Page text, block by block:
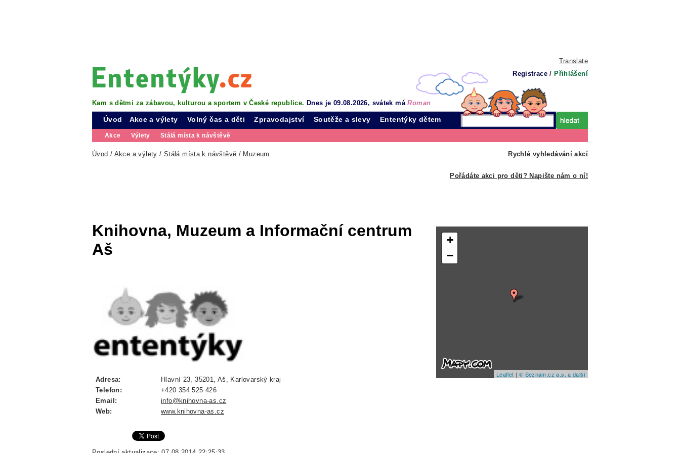
Translate
Registrace / Přihlášení
Kam s dětmi za zábavou, kulturou a sportem v České republice. Dnes je 09.08.2026, svátek máRoman
Úvod Akce a výlety
Akce Výlety Stálá místa k návštěvě
Volný čas a děti Zpravodajství Soutěže a slevy Ententýky dětem
Rychlé vyhledávání akcí
Úvod / Akce a výlety / Stálá místa k návštěvě / Muzeum
Pořádáte akci pro děti? Napište nám o ní!
Knihovna, Muzeum a Informační centrum
Aš
Adresa:
Hlavní 23, 35201, Aš, Karlovarský kraj
Telefon:
+420 354 525 426
Email:
info@knihovna-as.cz
Web:
www.knihovna-as.cz
+
−
Leaflet | © Seznam.cz a.s. a další